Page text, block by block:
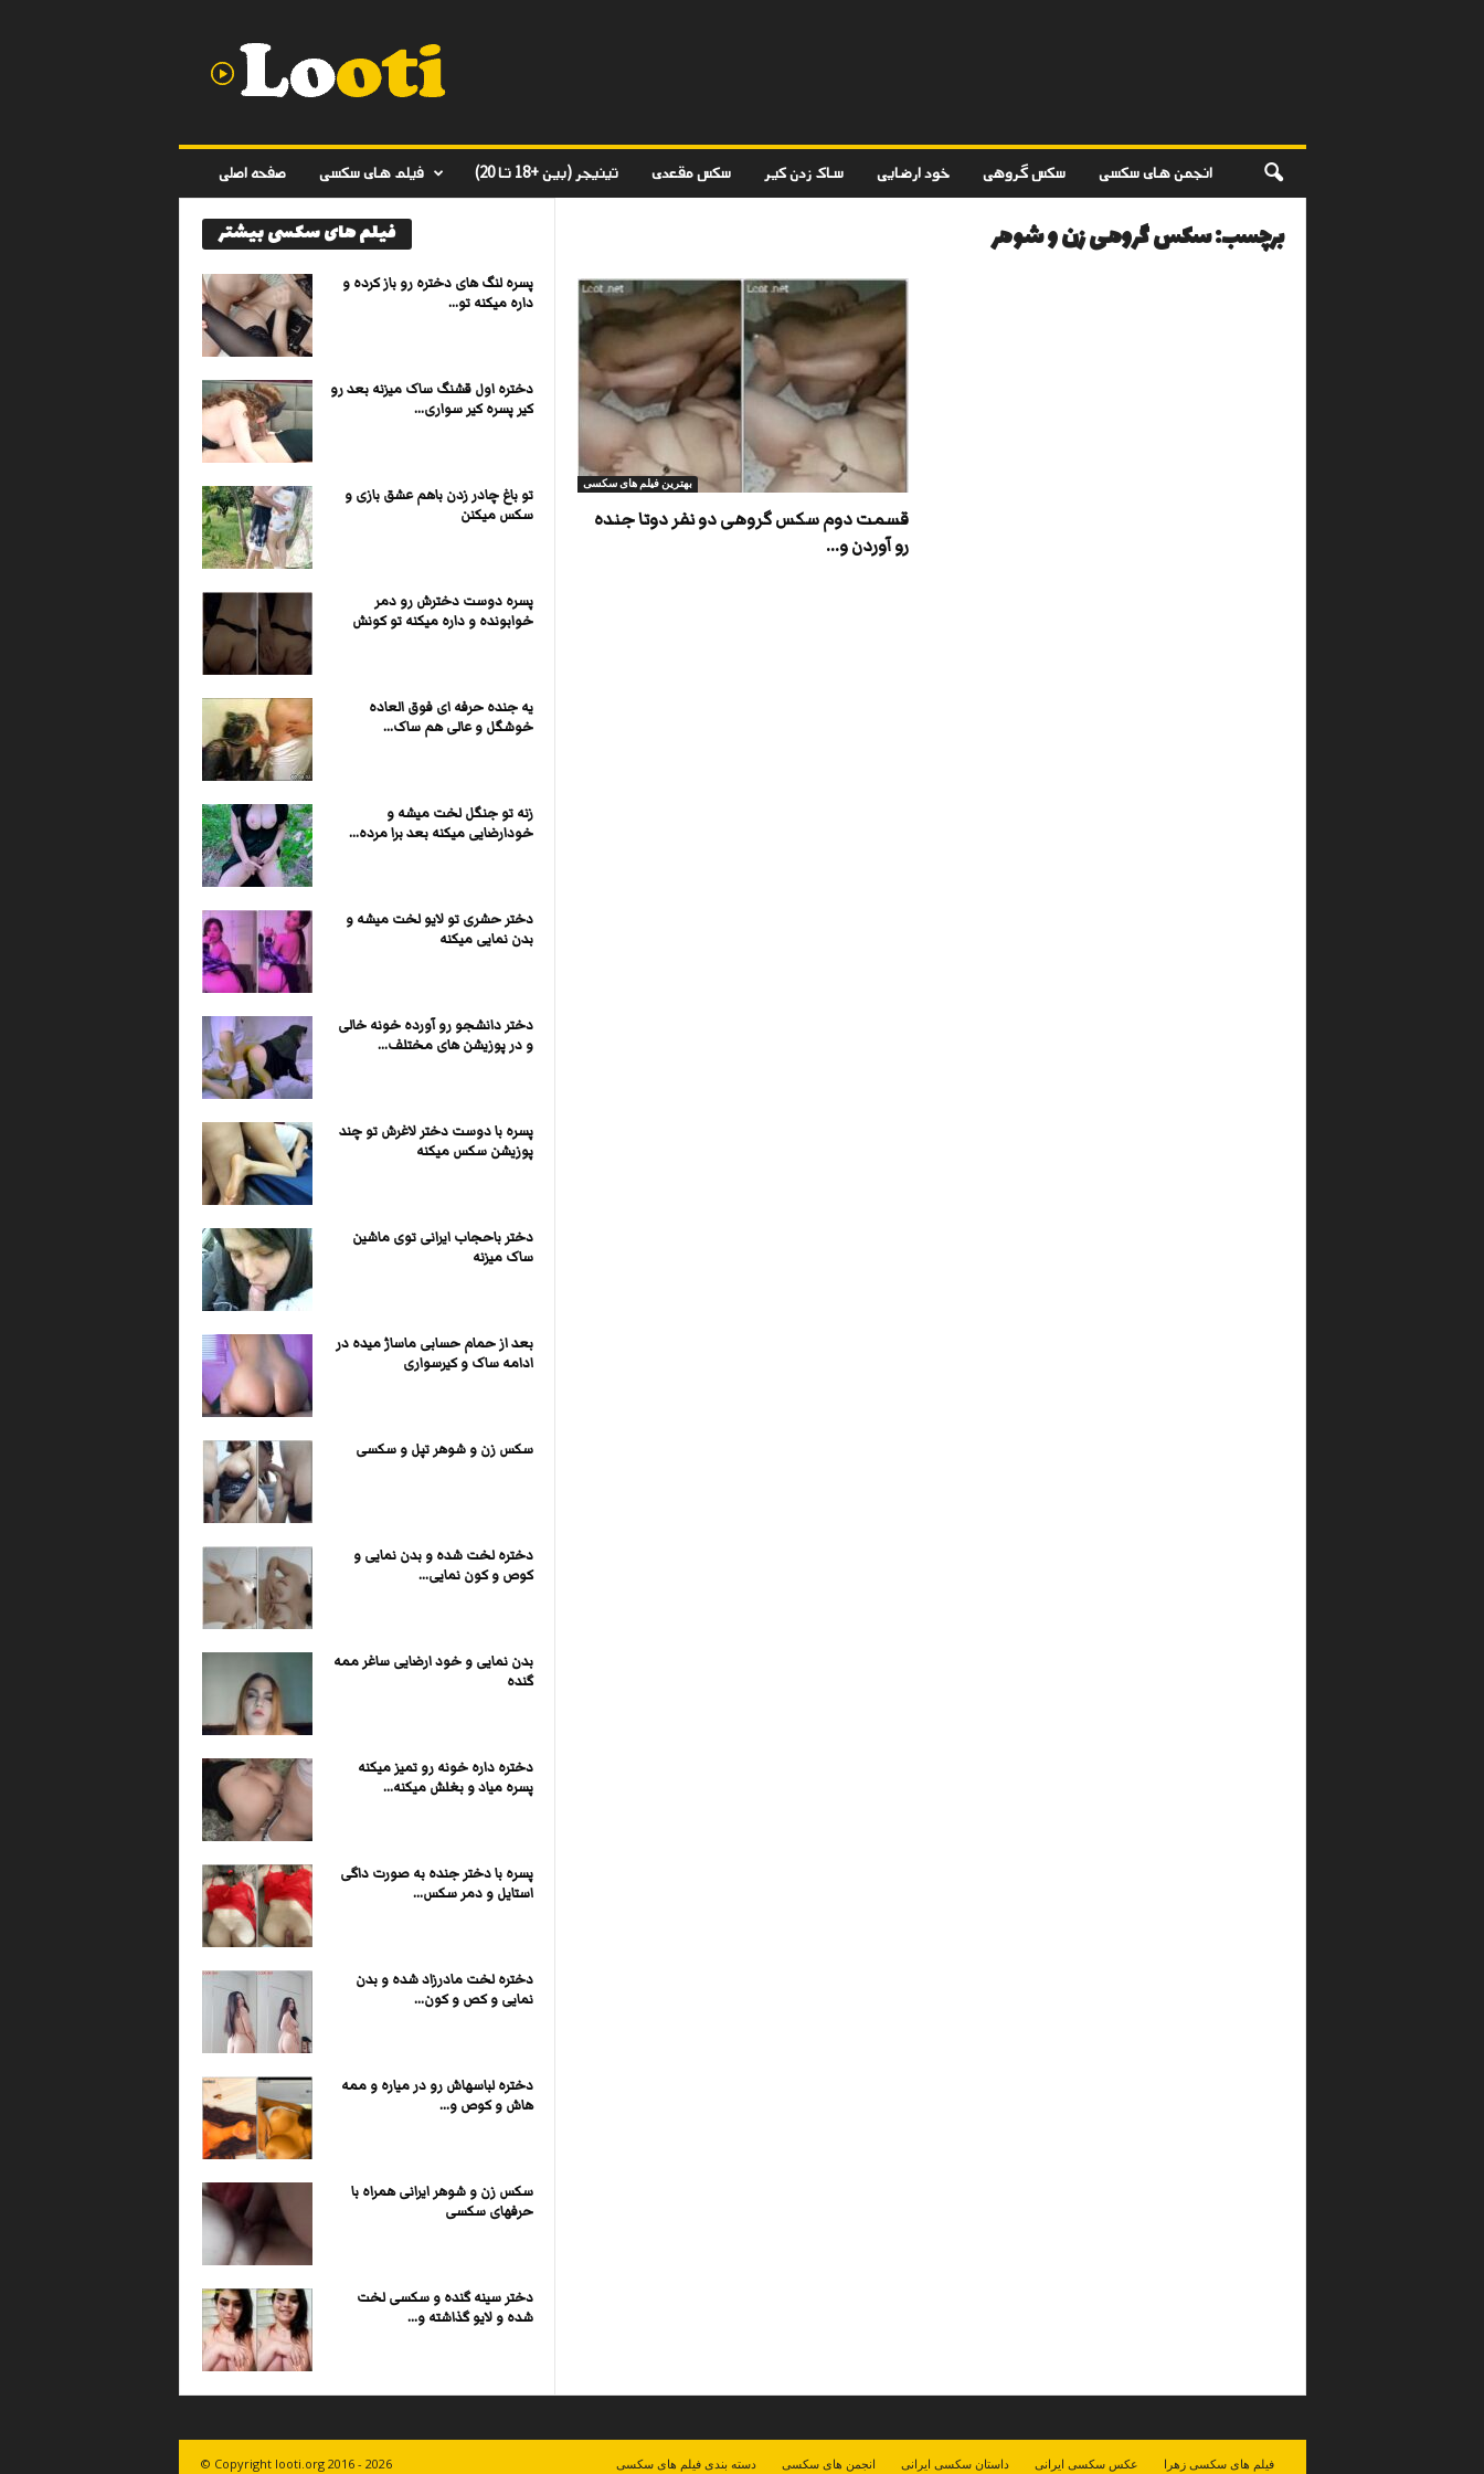
صفحه اصلی فیلم های سکسی تینیجر (بین +18 تا 20) سکس مقعدی ساک زدن کیر خود ارضایی سکس گروهی انجمن های سکسی
برچسب: سکس گروهی زن و شوهر
بهترین فیلم های سکسی
قسمت دوم سکس گروهی دو نفر دوتا جنده
رو آوردن و...
فیلم های سکسی بیشتر
پسره لنگ های دختره رو باز کرده و
داره میکنه تو...
دختره اول قشنگ ساک میزنه بعد رو
کیر پسره کیر سواری...
تو باغ چادر زدن باهم عشق بازی و
سکس میکنن
پسره دوست دخترش رو دمر
خوابونده و داره میکنه تو کونش
یه جنده حرفه ای فوق العاده
خوشگل و عالی هم ساک...
زنه تو جنگل لخت میشه و
خودارضایی میکنه بعد برا مرده...
دختر حشری تو لایو لخت میشه و
بدن نمایی میکنه
دختر دانشجو رو آورده خونه خالی
و در پوزیشن های مختلف...
پسره با دوست دختر لاغرش تو چند
پوزیشن سکس میکنه
دختر باحجاب ایرانی توی ماشین
ساک میزنه
بعد از حمام حسابی ماساژ میده در
ادامه ساک و کیرسواری
سکس زن و شوهر تپل و سکسی
دختره لخت شده و بدن نمایی و
کوص و کون نمایی...
بدن نمایی و خود ارضایی ساغر ممه
گنده
دختره داره خونه رو تمیز میکنه
پسره میاد و بغلش میکنه...
پسره با دختر جنده به صورت داگی
استایل و دمر سکس...
دختره لخت مادرزاد شده و بدن
نمایی و کص و کون...
دختره لباسهاش رو در میاره و ممه
هاش و کوص و...
سکس زن و شوهر ایرانی همراه با
حرفهای سکسی
دختر سینه گنده و سکسی لخت
شده و لایو گذاشته و...
دسته بندی فیلم های سکسی انجمن های سکسی داستان سکسی ایرانی عکس سکسی ایرانی فیلم های سکسی زهرا © Copyright looti.org 2016 - 2026